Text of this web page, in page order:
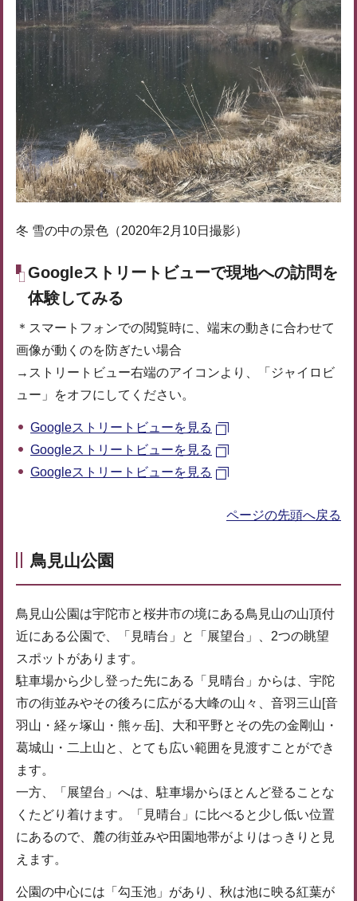
冬 雪の中の景色（2020年2月10日撮影）
Googleストリートビューで現地への訪問を
体験してみる
＊スマートフォンでの閲覧時に、端末の動きに合わせて
画像が動くのを防ぎたい場合
→ストリートビュー右端のアイコンより、「ジャイロビ
ュー」をオフにしてください。
Googleストリートビューを見る
Googleストリートビューを見る
Googleストリートビューを見る
ページの先頭へ戻る
鳥見山公園
鳥見山公園は宇陀市と桜井市の境にある鳥見山の山頂付
近にある公園で、「見晴台」と「展望台」、2つの眺望
スポットがあります。
駐車場から少し登った先にある「見晴台」からは、宇陀
市の街並みやその後ろに広がる大峰の山々、音羽三山[音
羽山・経ヶ塚山・熊ヶ岳]、大和平野とその先の金剛山・
葛城山・二上山と、とても広い範囲を見渡すことができ
ます。
一方、「展望台」へは、駐車場からほとんど登ることな
くたどり着けます。「見晴台」に比べると少し低い位置
にあるので、麓の街並みや田園地帯がよりはっきりと見
えます。
公園の中心には「勾玉池」があり、秋は池に映る紅葉が